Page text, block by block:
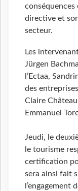
conséquences
directive et
secteur.
Les
Jürgen
l’Ectaa,
des
Claire
Emmanuel
Jeudi, le
le tourisme
certification
sera ainsi fait
l’engagement